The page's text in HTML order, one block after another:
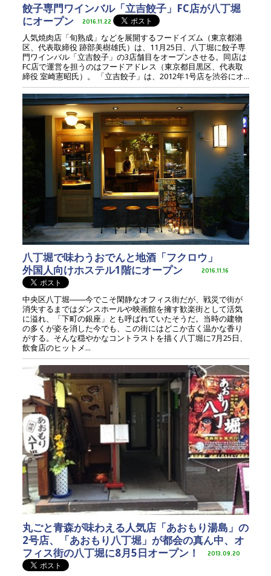
餃子専門ワインバル「立吉餃子」FC店が八丁堀
にオープン
2016.11.22
人気焼肉店「旬熟成」などを展開するフードイズム（東京都港
区、代表取締役 跡部美樹雄氏）は、11月25日、八丁堀に餃子専
門ワインバル「立吉餃子」の3店舗目をオープンさせる。同店は
FC店で運営を担うのはフードアドレス（東京都目黒区、代表取
締役 室崎憲昭氏）。 「立吉餃子」は、2012年1号店を渋谷にオ...
八丁堀で味わうおでんと地酒「フクロウ」
外国人向けホステル1階にオープン
2016.11.16
中央区八丁堀――今でこそ閑静なオフィス街だが、戦災で街が
消失するまではダンスホールや映画館を擁す歓楽街として活気
に溢れ、「下町の銀座」とも呼ばれていたそうだ。当時の建物
の多くが姿を消した今でも、この街にはどこか古く温かな香り
がする。そんな穏やかなコントラストを描く八丁堀に7月25日、
飲食店のヒットメ...
丸ごと青森が味わえる人気店「あおもり湯島」の
2号店、「あおもり八丁堀」が都会の真ん中、オ
フィス街の八丁堀に8月5日オープン！
2013.09.20